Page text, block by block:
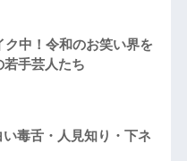
ク中！令和のお笑い界を
若手芸人たち
毒舌・人見知り・下ネ